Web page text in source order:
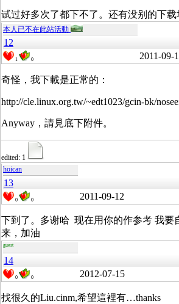
试过好多次了都下不了。还有没别的下载
本人已不在此站活動
12
1 0 2011-09-
奇怪，我下載是正常的：
http://cle.linux.org.tw/~edt1023/gcin-bk/
Anyway，請見底下附件。
edited: 1
hoican
13
0 0 2011-09-12
下到了。多谢哈 现在用你的作参考 我要
来，加油
guest
14
0 0 2012-07-15
找很久的Liu.cinm,希望這裡有…thanks